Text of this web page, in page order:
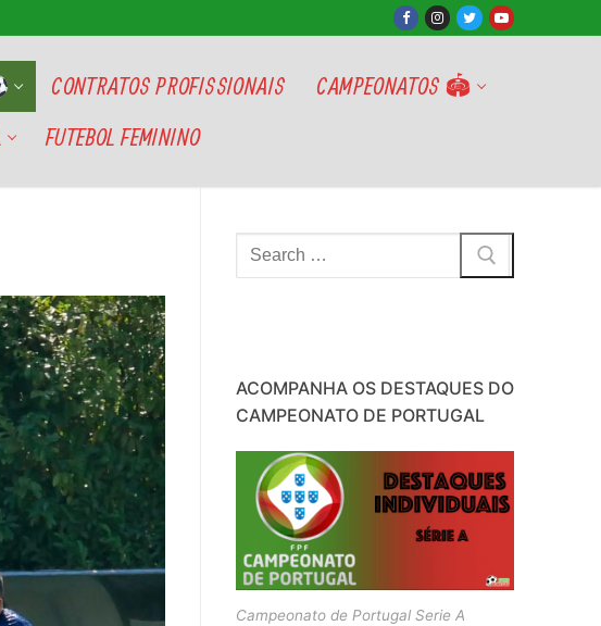
CONTRATOS PROFISSIONAIS
CAMPEONATOS 🏟
FUTEBOL FEMININO
Pesquisar
ACOMPANHA OS DESTAQUES DO
CAMPEONATO DE PORTUGAL
Campeonato de Portugal Serie A